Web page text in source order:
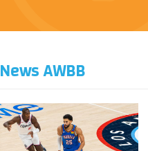
News AWBB